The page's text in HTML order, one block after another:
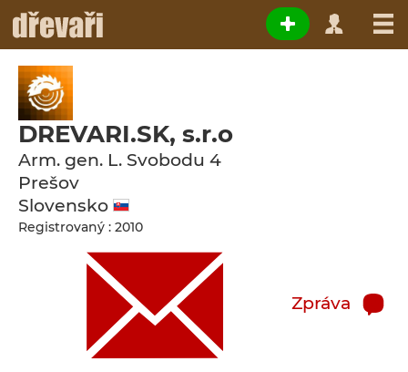
DREVARI.SK, s.r.o
Arm. gen. L. Svobodu 4
Prešov
Slovensko
Registrovaný : 2010
Zpráva